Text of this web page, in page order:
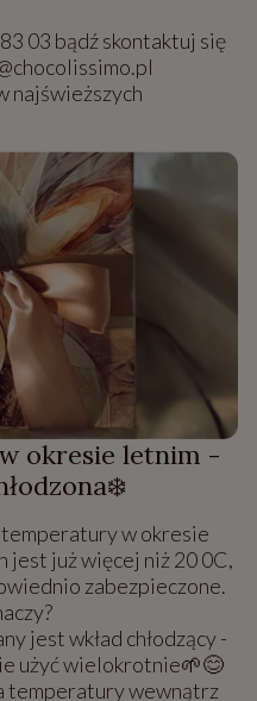
03 bądź skontaktuj się
najświeższych
okresie letnim -
w okresie
jest już więcej niż 20 0C,
zabezpieczone.
jest wkład chłodzący -
użyć wielokrotnie🌱😊
temperatury wewnątrz